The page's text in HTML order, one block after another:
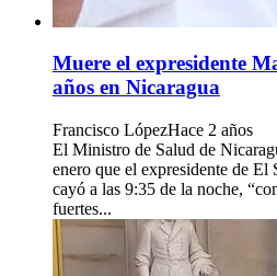
Muere el expresidente
años en Nicaragua
Francisco LópezHace 2 años
El Ministro de Salud de
enero que el expresidente de
cayó a las 9:35 de la noche,
fuertes...